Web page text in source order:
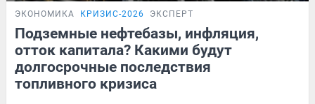
ЭКОНОМИКА КРИЗИС-2026 ЭКСПЕРТ
Подземные нефтебазы, инфляция,
отток капитала? Какими будут
долгосрочные последствия
топливного кризиса